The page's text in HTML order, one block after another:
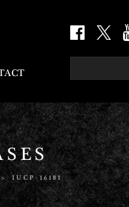
> IUCP-16181